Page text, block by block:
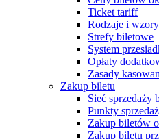
Ticket tariff
Rodzaje i
Strefy biletowe
System
Opłaty
Zasady
Zakup biletu
Sieć sprzedaży
Punkty
Zakup biletów
Zakup biletu